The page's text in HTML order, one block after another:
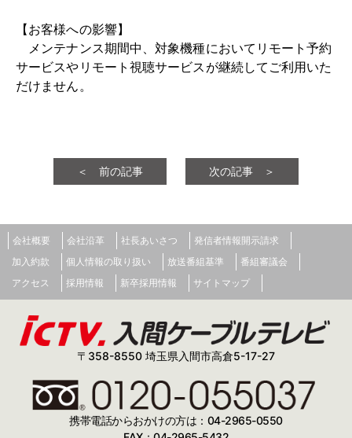
【お客様への影響】
メンテナンス期間中、対象機種においてリモート予約
サービスやリモート視聴サービスが継続してご利用いた
だけません。
＜ 前の記事 次の記事 ＞
会社概要 会社沿革 社長あいさつ
発信者情報開示請求
加入約款
個人情報の取り扱い 放送番組基準
番組審議会
アクセス
採用情報 新卒採用情報 サイトマップ
〒358-8550 埼玉県入間市高倉5-17-27
携帯電話からおかけの方は：04-2965-0550